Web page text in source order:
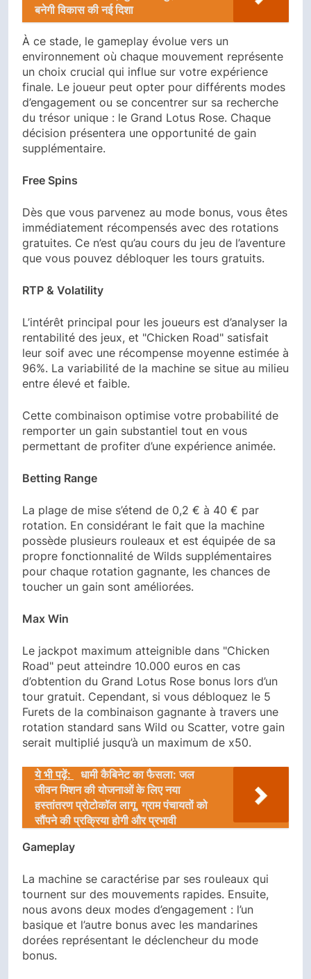
बनेगी विकास की नई दिशा
À ce stade, le gameplay évolue vers un
environnement où chaque mouvement représente
un choix crucial qui influe sur votre expérience
finale. Le joueur peut opter pour différents modes
d’engagement ou se concentrer sur sa recherche
du trésor unique : le Grand Lotus Rose. Chaque
décision présentera une opportunité de gain
supplémentaire.
Free Spins
Dès que vous parvenez au mode bonus, vous êtes
immédiatement récompensés avec des rotations
gratuites. Ce n’est qu’au cours du jeu de l’aventure
que vous pouvez débloquer les tours gratuits.
RTP & Volatility
L’intérêt principal pour les joueurs est d’analyser la
rentabilité des jeux, et "Chicken Road" satisfait
leur soif avec une récompense moyenne estimée à
96%. La variabilité de la machine se situe au milieu
entre élevé et faible.
Cette combinaison optimise votre probabilité de
remporter un gain substantiel tout en vous
permettant de profiter d’une expérience animée.
Betting Range
La plage de mise s’étend de 0,2 € à 40 € par
rotation. En considérant le fait que la machine
possède plusieurs rouleaux et est équipée de sa
propre fonctionnalité de Wilds supplémentaires
pour chaque rotation gagnante, les chances de
toucher un gain sont améliorées.
Max Win
Le jackpot maximum atteignible dans "Chicken
Road" peut atteindre 10.000 euros en cas
d’obtention du Grand Lotus Rose bonus lors d’un
tour gratuit. Cependant, si vous débloquez le 5
Furets de la combinaison gagnante à travers une
rotation standard sans Wild ou Scatter, votre gain
serait multiplié jusqu’à un maximum de x50.
ये भी पढ़ें:
धामी कैबिनेट का फैसला: जल
जीवन मिशन की योजनाओं के लिए नया
हस्तांतरण प्रोटोकॉल लागू, ग्राम पंचायतों को
सौंपने की प्रक्रिया होगी और प्रभावी
Gameplay
La machine se caractérise par ses rouleaux qui
tournent sur des mouvements rapides. Ensuite,
nous avons deux modes d’engagement : l’un
basique et l’autre bonus avec les mandarines
dorées représentant le déclencheur du mode
bonus.